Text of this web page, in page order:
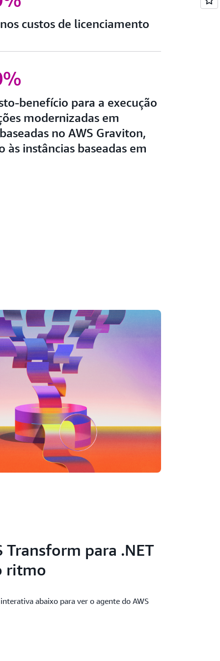
custos de licenciamento
benefício para a execução
modernizadas em
no AWS Graviton,
às instâncias baseadas em
Transform para .NET
ritmo
abaixo para ver o agente do AWS